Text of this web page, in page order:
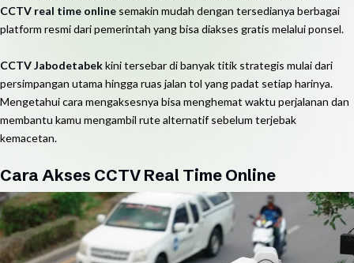
CCTV real time online semakin mudah dengan tersedianya berbagai
platform resmi dari pemerintah yang bisa diakses gratis melalui ponsel.
CCTV Jabodetabekkini tersebar di banyak titik strategis mulai dari
persimpangan utama hingga ruas jalan tol yang padat setiap harinya.
Mengetahui cara mengaksesnya bisa menghemat waktu perjalanan dan
membantu kamu mengambil rute alternatif sebelum terjebak
kemacetan.
Cara Akses CCTV Real Time Online